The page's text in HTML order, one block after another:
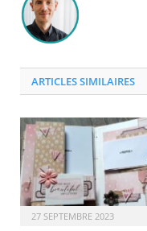
ARTICLES SIMILAIRES
27 SEPTEMBRE 2023